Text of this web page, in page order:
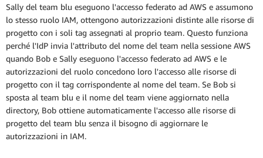
Sally del team blu eseguono l'accesso federato ad AWS e assumono
lo stesso ruolo IAM, ottengono autorizzazioni distinte alle risorse di
progetto con i soli tag assegnati al proprio team. Questo funziona
perché l'IdP invia l'attributo del nome del team nella sessione AWS
quando Bob e Sally eseguono l'accesso federato ad AWS e le
autorizzazioni del ruolo concedono loro l'accesso alle risorse di
progetto con il tag corrispondente al nome del team. Se Bob si
sposta al team blu e il nome del team viene aggiornato nella
directory, Bob ottiene automaticamente l'accesso alle risorse di
progetto del team blu senza il bisogno di aggiornare le
autorizzazioni in IAM.